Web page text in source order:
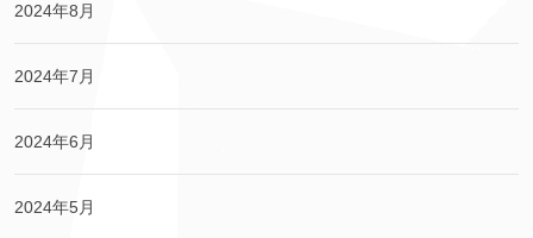
2024年8月
2024年7月
2024年6月
2024年5月